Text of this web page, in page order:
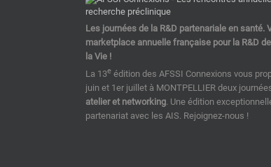
Les journées de la R&D partenariale en santé.
marketplace annuelle française pour la R&D
la Vie !
La 13e édition des AFSSI Connexions vous
juin et 1er juillet à MONTPELLIER deux
atelier et networking. Une édition
partenariat avec les AIS. Rejoignez-nous !